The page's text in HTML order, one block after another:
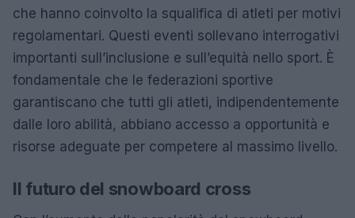
che hanno coinvolto la squalifica di atleti per motivi
regolamentari. Questi eventi sollevano interrogativi
importanti sull’inclusione e sull’equità nello sport. È
fondamentale che le federazioni sportive
garantiscano che tutti gli atleti, indipendentemente
dalle loro abilità, abbiano accesso a opportunità e
risorse adeguate per competere al massimo livello.
Il futuro del snowboard cross